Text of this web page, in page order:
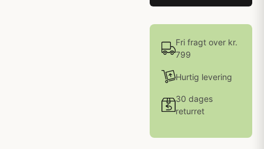
Fri fragt over kr.
799
Hurtig levering
30 dages
returret